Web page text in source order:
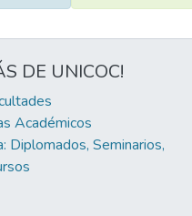
DE UNICOC!
Académicos
Diplomados, Seminarios,